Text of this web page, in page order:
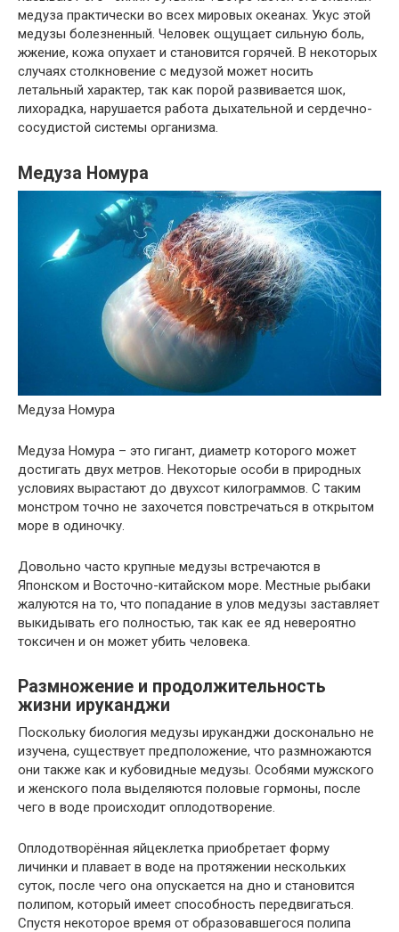
медуза практически во всех мировых океанах. Укус этой
медузы болезненный. Человек ощущает сильную боль,
жжение, кожа опухает и становится горячей. В некоторых
случаях столкновение с медузой может носить
летальный характер, так как порой развивается шок,
лихорадка, нарушается работа дыхательной и сердечно-
сосудистой системы организма.
Медуза Номура
Медуза Номура
Медуза Номура – это гигант, диаметр которого может
достигать двух метров. Некоторые особи в природных
условиях вырастают до двухсот килограммов. С таким
монстром точно не захочется повстречаться в открытом
море в одиночку.
Довольно часто крупные медузы встречаются в
Японском и Восточно-китайском море. Местные рыбаки
жалуются на то, что попадание в улов медузы заставляет
выкидывать его полностью, так как ее яд невероятно
токсичен и он может убить человека.
Размножение и продолжительность
жизни ируканджи
Поскольку биология медузы ируканджи досконально не
изучена, существует предположение, что размножаются
они также как и кубовидные медузы. Особями мужского
и женского пола выделяются половые гормоны, после
чего в воде происходит оплодотворение.
Оплодотворённая яйцеклетка приобретает форму
личинки и плавает в воде на протяжении нескольких
суток, после чего она опускается на дно и становится
полипом, который имеет способность передвигаться.
Спустя некоторое время от образовавшегося полипа